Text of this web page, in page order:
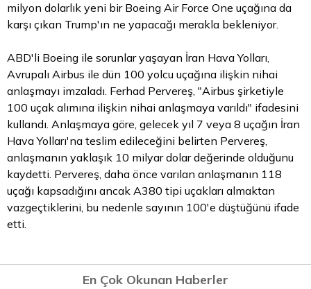
milyon dolarlık yeni bir Boeing Air Force One uçağına da
karşı çıkan Trump'ın ne yapacağı merakla bekleniyor.
ABD'li Boeing ile sorunlar yaşayan İran Hava Yolları,
Avrupalı Airbus ile dün 100 yolcu uçağına ilişkin nihai
anlaşmayı imzaladı. Ferhad Pervereş, "Airbus şirketiyle
100 uçak alımına ilişkin nihai anlaşmaya varıldı" ifadesini
kullandı. Anlaşmaya göre, gelecek yıl 7 veya 8 uçağın İran
Hava Yolları'na teslim edileceğini belirten Pervereş,
anlaşmanın yaklaşık 10 milyardolardeğerinde olduğunu
kaydetti. Pervereş, daha önce varılan anlaşmanın 118
uçağı kapsadığını ancak A380 tipi uçakları almaktan
vazgeçtiklerini, bu nedenle sayının 100'e düştüğünü ifade
etti.
En Çok Okunan Haberler